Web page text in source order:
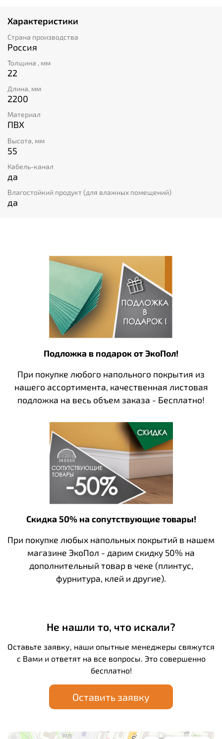
из высококачественного ПВХ, который устойчив к
воздействию влаги, поэтому отлично подойдет как
для жилых комнат, так и для кухонь или ванн. Кабель-
канал позволяет аккуратно спрятать провода от глаз
станет приятным бонусом при покупке этого
универсального плинтуса российского производства.
Характеристики
Страна производства
Россия
Толщина , мм
22
Длина, мм
2200
Материал
ПВХ
Высота, мм
55
Кабель-канал
да
Влагостойкий продукт (для влажных помещений)
да
Подложка в подарок от ЭкоПол!
При покупке любого напольного покрытия из
нашего ассортимента, качественная листовая
подложка на весь объем заказа - Бесплатно!
Скидка 50% на сопутствующие товары!
При покупке любых напольных покрытий в нашем
магазине ЭкоПол - дарим скидку 50% на
дополнительный товар в чеке (плинтус,
фурнитура, клей и другие).
Не нашли то, что искали?
Оставьте заявку, наши опытные менеджеры свяжутся
с Вами и ответят на все вопросы. Это совершенно
бесплатно!
Оставить заявку